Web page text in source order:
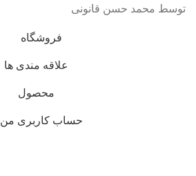
توسط محمد حسن قانونی
فروشگاه
علاقه مندی ها
محصول
حساب کاربری من